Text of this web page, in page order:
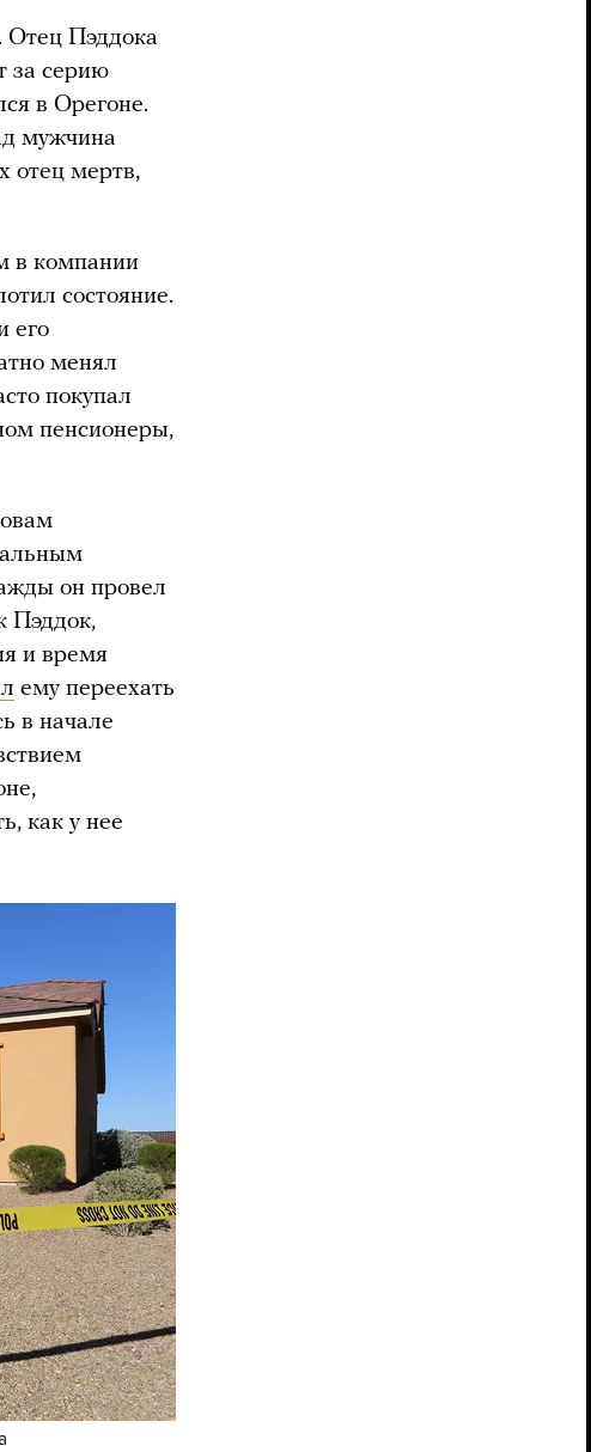
Отец Пэддока
за серию
в Орегоне.
мужчина
отец мертв,
в компании
состояние.
его
менял
покупал
пенсионеры,
он провел
Пэддок,
и время
ему переехать
в начале
как у нее